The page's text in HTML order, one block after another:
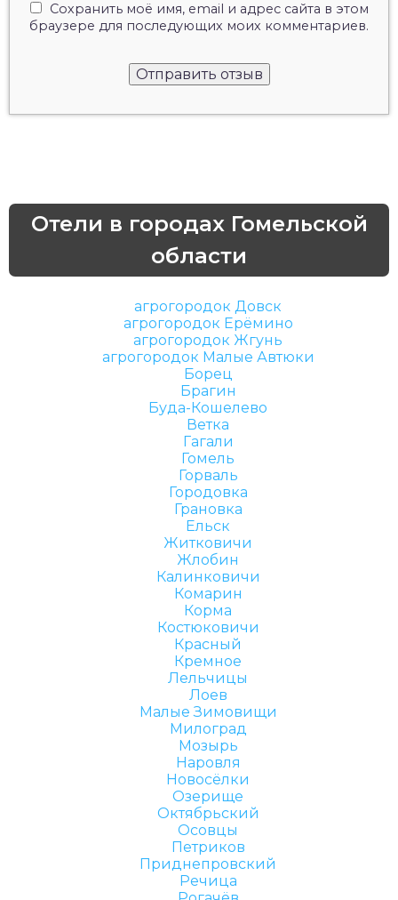
Сохранить моё имя, email и адрес сайта в этом
браузере для последующих моих комментариев.
Отели в городах Гомельской
области
агрогородок Довск
агрогородок Ерёмино
агрогородок Жгунь
агрогородок Малые Автюки
Борец
Брагин
Буда-Кошелево
Ветка
Гагали
Гомель
Горваль
Городовка
Грановка
Ельск
Житковичи
Жлобин
Калинковичи
Комарин
Корма
Костюковичи
Красный
Кремное
Лельчицы
Лоев
Малые Зимовищи
Милоград
Мозырь
Наровля
Новосёлки
Озерище
Октябрьский
Осовцы
Петриков
Приднепровский
Речица